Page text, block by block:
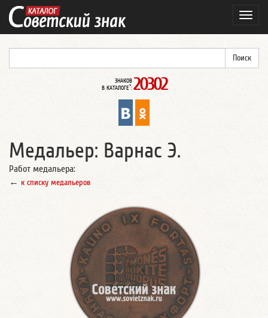
ЗНАКОВ
В КАТАЛОГЕ*: 20302
Медальер: Варнас Э.
Работ медальера:
← к списку медальеров